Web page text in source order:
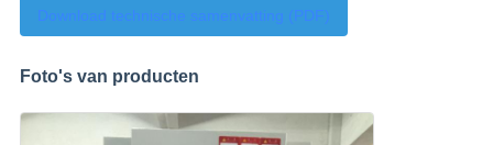
Download technische samenvatting (PDF)
Foto's van producten